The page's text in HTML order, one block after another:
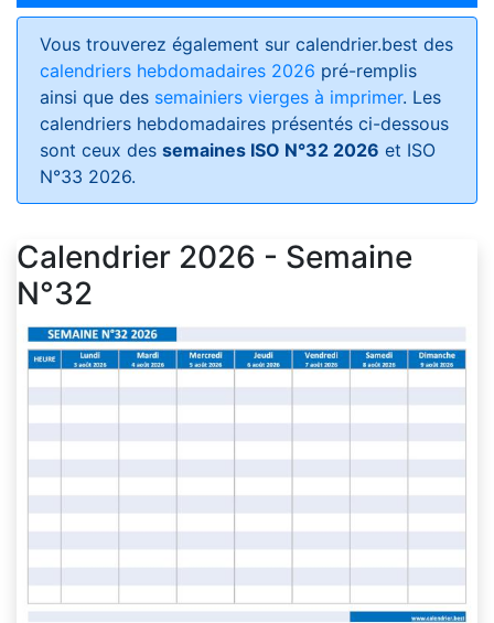
Vous trouverez également sur calendrier.best des
calendriers hebdomadaires 2026 pré-remplis
ainsi que des semainiers vierges à imprimer. Les
calendriers hebdomadaires présentés ci-dessous
sont ceux des semaines ISO N°32 2026 et ISO
N°33 2026.
Calendrier 2026 - Semaine
N°32